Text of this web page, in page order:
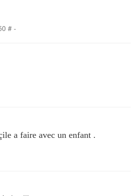
# -
a faire avec un enfant .